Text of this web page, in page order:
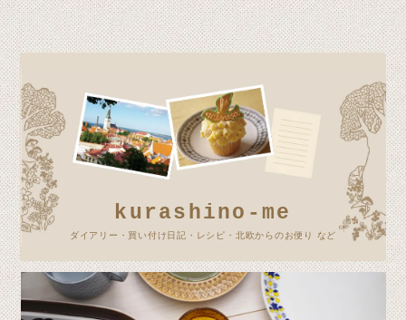
kurashino-me
ダイアリー・買い付け日記・レシピ・北欧からのお便り など